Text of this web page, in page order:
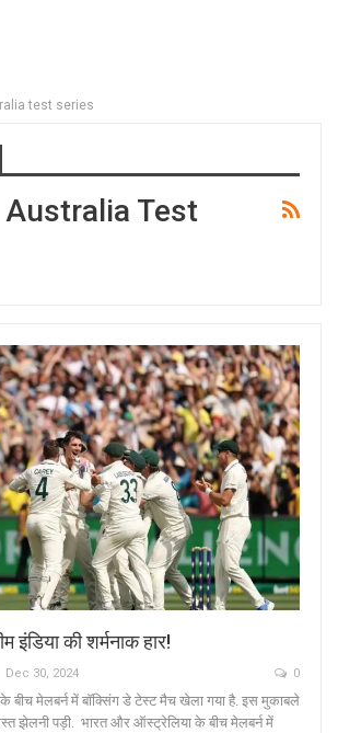
test series
Test
इंडिया की शर्मनाक हार!
Dec 30, 2024 0
बीच मेलबर्न में बॉक्स‍िंग डे टेस्ट मैच खेला गया है. इस मुकाबले
झेलनी पड़ी. भारत और ऑस्ट्रेलिया के बीच मेलबर्न में